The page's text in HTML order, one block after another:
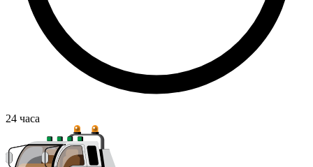
24 часа